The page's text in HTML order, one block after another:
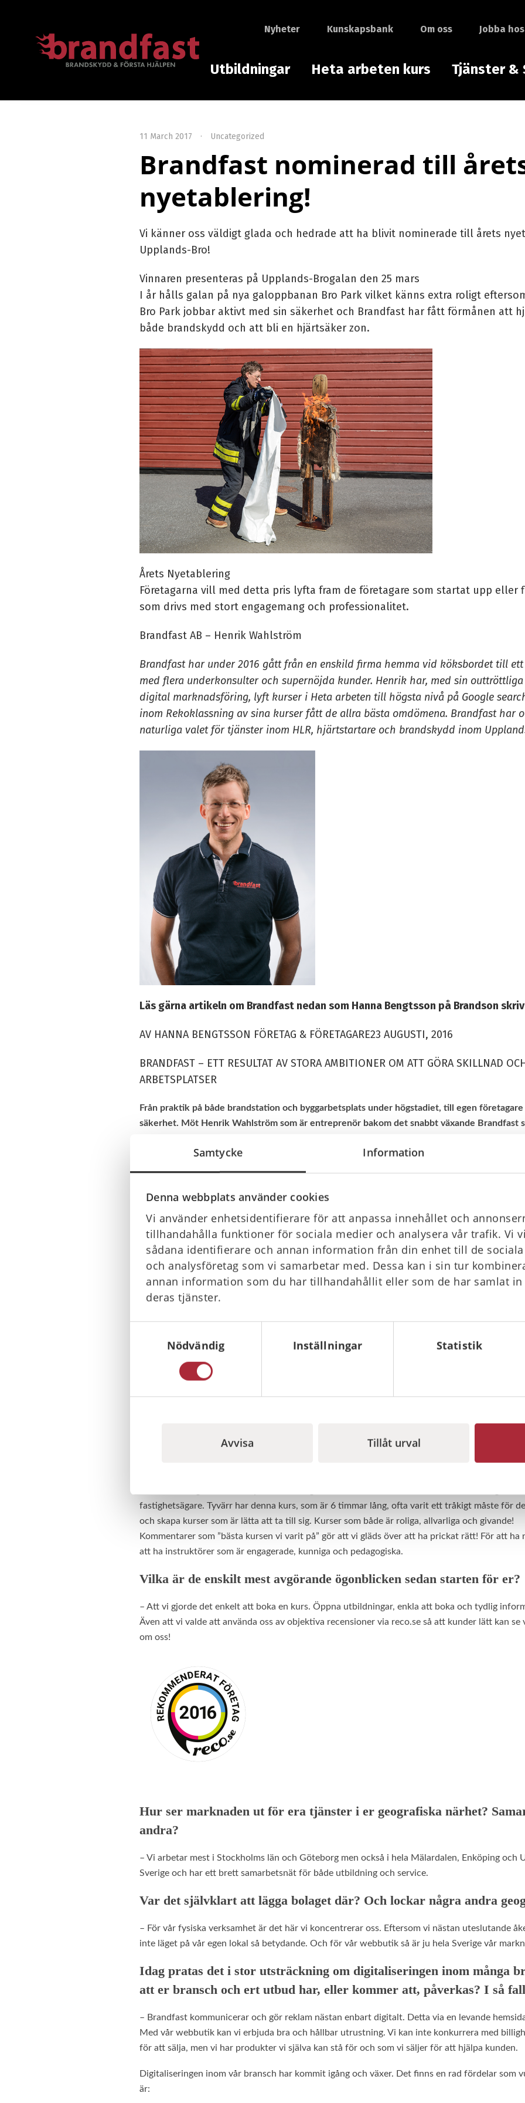
Samtycke Information
Denna webbplats använder cookies
Vi använder enhetsidentifierare för att anpassa innehållet och
tillhandahålla funktioner för sociala medier och analysera vår trafik. Vi
sådana identifierare och annan information från din enhet till de
och analysföretag som vi samarbetar med. Dessa kan i sin tur
annan information som du har tillhandahållit eller som de har samlat
deras tjänster.
Nödvändig
Inställningar Statistik
Avvisa Tillåt urval
Nyheter Kunskapsbank Om oss Jobba
Utbildningar Heta arbeten kurs Tjänster &
11 March 2017 · Uncategorized
Brandfast nominerad till
nyetablering!
Vi känner oss väldigt glada och hedrade att ha blivit nominerade till årets
Upplands-Bro!
Vinnaren presenteras på Upplands-Brogalan den 25 mars
I år hålls galan på nya galoppbanan Bro Park vilket känns extra roligt
Bro Park jobbar aktivt med sin säkerhet och Brandfast har fått förmånen att
både brandskydd och att bli en hjärtsäker zon.
Årets Nyetablering
Företagarna vill med detta pris lyfta fram de företagare som startat upp eller
som drivs med stort engagemang och professionalitet.
Brandfast AB – Henrik Wahlström
Brandfast har under 2016 gått från en enskild firma hemma vid köksbordet till
med flera underkonsulter och supernöjda kunder. Henrik har, med sin
digital marknadsföring, lyft kurser i Heta arbeten till högsta nivå på Google
inom Rekoklassning av sina kurser fått de allra bästa omdömena. Brandfast har
naturliga valet för tjänster inom HLR, hjärtstartare och brandskydd inom
Läs gärna artikeln om Brandfast nedan som Hanna Bengtsson på Brandson
AV HANNA BENGTSSON FÖRETAG & FÖRETAGARE23 AUGUSTI, 2016
BRANDFAST – ETT RESULTAT AV STORA AMBITIONER OM ATT GÖRA SKILLNAD
ARBETSPLATSER
Från praktik på både brandstation och byggarbetsplats under högstadiet, till egen
säkerhet. Möt Henrik Wahlström som är entreprenör bakom det snabbt växande Brandfast
modet att starta sitt egna företag. Resultatet blev Brandfast med fokus på just brandskydd
– Allt startade egentligen redan på högstadiet med praktik på både brandstation och
jobbat med just dessa saker i olika former, men att starta eget vågade jag först för två år
Brandfast.
Som liten grabb hade Henrik en framgångsrik biltvätt och kanske är det där
blomma ut. Med Brandfast förklarar Henrik att han får jobba med både det han tycker är
göra skillnad för andra människor.
– Jag jobbade i en större organisation med just dessa saker men även mycket med
kul jag tyckte det var att få utbilda och skapa trygga arbetsplatser.
fastighetsägare. Tyvärr har denna kurs, som är 6 timmar lång, ofta varit ett tråkigt måste för
och skapa kurser som är lätta att ta till sig. Kurser som både är roliga, allvarliga och givande!
Kommentarer som ”bästa kursen vi varit på” gör att vi gläds över att ha prickat rätt! För att
att ha instruktörer som är engagerade, kunniga och pedagogiska.
Vilka är de enskilt mest avgörande ögonblicken sedan starten för er?
– Att vi gjorde det enkelt att boka en kurs. Öppna utbildningar, enkla att boka och tydlig
Även att vi valde att använda oss av objektiva recensioner via reco.se så att kunder lätt kan se
om oss!
Hur ser marknaden ut för era tjänster i er geografiska närhet?
andra?
– Vi arbetar mest i Stockholms län och Göteborg men också i hela Mälardalen, Enköping och
Sverige och har ett brett samarbetsnät för både utbildning och service.
Var det självklart att lägga bolaget där? Och lockar några andra
– För vår fysiska verksamhet är det här vi koncentrerar oss. Eftersom vi nästan uteslutande
inte läget på vår egen lokal så betydande. Och för vår webbutik så är ju hela Sverige vår
Idag pratas det i stor utsträckning om digitaliseringen inom många
att er bransch och ert utbud har, eller kommer att, påverkas? I så
– Brandfast kommunicerar och gör reklam nästan enbart digitalt. Detta via en levande
Med vår webbutik kan vi erbjuda bra och hållbar utrustning. Vi kan inte konkurrera med
för att sälja, men vi har produkter vi själva kan stå för och som vi säljer för att hjälpa kunden.
Digitaliseringen inom vår bransch har kommit igång och växer. Det finns en rad fördelar som
är: